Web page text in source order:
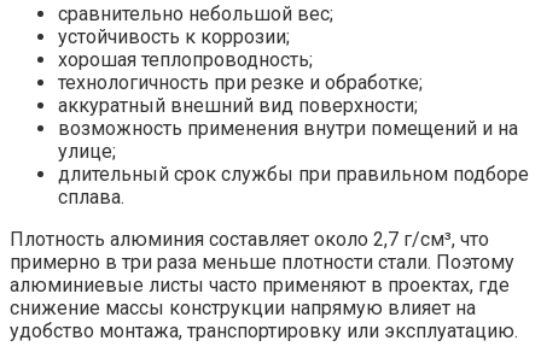
сравнительно небольшой вес;
устойчивость к коррозии;
хорошая теплопроводность;
технологичность при резке и обработке;
аккуратный внешний вид поверхности;
возможность применения внутри помещений и на
улице;
длительный срок службы при правильном подборе
сплава.
Плотность алюминия составляет около 2,7 г/см³, что
примерно в три раза меньше плотности стали. Поэтому
алюминиевые листы часто применяют в проектах, где
снижение массы конструкции напрямую влияет на
удобство монтажа, транспортировку или эксплуатацию.